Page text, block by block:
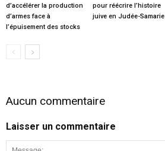
d’accélérer la production
d’armes face à
l’épuisement des stocks
pour réécrire l’histoire
juive en Judée-Samarie
Aucun commentaire
Laisser un commentaire